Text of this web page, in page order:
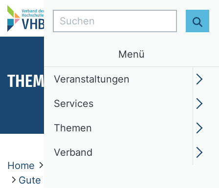
THEMEN
Home
Gute fachliche Praktiken
Suchen
Menü
Veranstaltungen
Services
Themen
Verband